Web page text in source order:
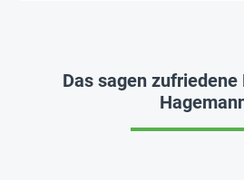
Das sagen zufriedene